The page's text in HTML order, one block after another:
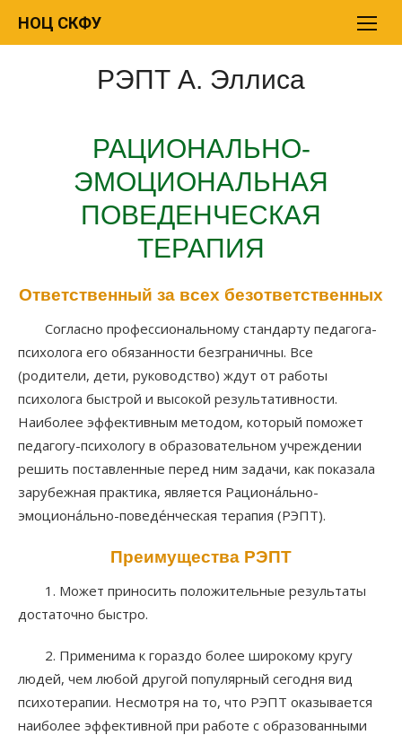
НОЦ СКФУ
РЭПТ А. Эллиса
РАЦИОНАЛЬНО-
ЭМОЦИОНАЛЬНАЯ
ПОВЕДЕНЧЕСКАЯ
ТЕРАПИЯ
Ответственный за всех безответственных
Согласно профессиональному стандарту педагога-
психолога его обязанности безграничны. Все
(родители, дети, руководство) ждут от работы
психолога быстрой и высокой результативности.
Наиболее эффективным методом, который поможет
педагогу-психологу в образовательном учреждении
решить поставленные перед ним задачи, как показала
зарубежная практика, является Рациона́льно-
эмоциона́льно-поведе́нческая терапия (РЭПТ).
Преимущества РЭПТ
1. Может приносить положительные результаты
достаточно быстро.
2. Применима к гораздо более широкому кругу
людей, чем любой другой популярный сегодня вид
психотерапии. Несмотря на то, что РЭПТ оказывается
наиболее эффективной при работе с образованными